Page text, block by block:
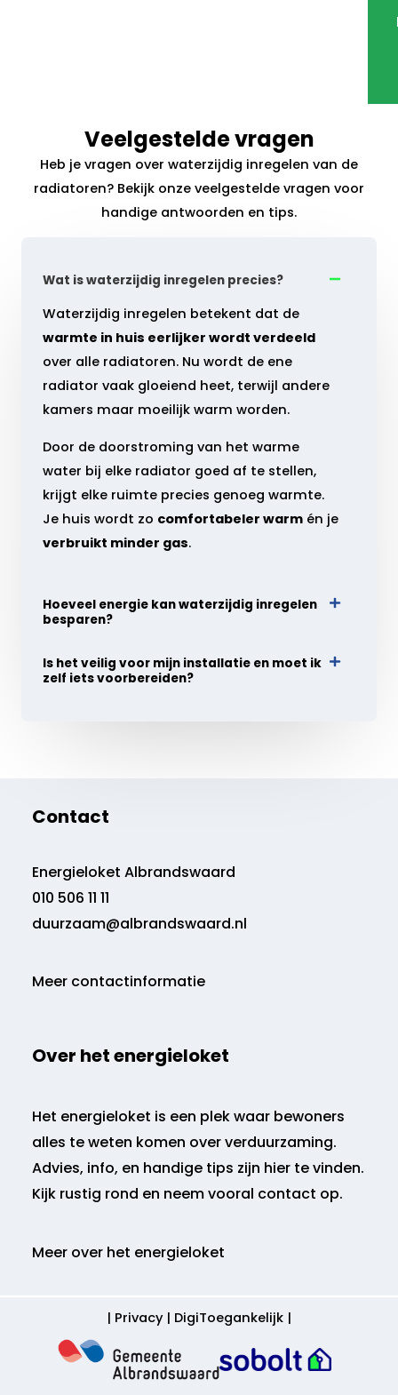
Veelgestelde vragen
Heb je vragen over waterzijdig inregelen van de
radiatoren? Bekijk onze veelgestelde vragen voor
handige antwoorden en tips.
Wat is waterzijdig inregelen precies?
Waterzijdig inregelen betekent dat de
warmte in huis eerlijker wordt verdeeld
over alle radiatoren. Nu wordt de ene
radiator vaak gloeiend heet, terwijl andere
kamers maar moeilijk warm worden.
Door de doorstroming van het warme
water bij elke radiator goed af te stellen,
krijgt elke ruimte precies genoeg warmte.
Je huis wordt zo comfortabeler warm én je
verbruikt minder gas.
Hoeveel energie kan waterzijdig inregelen
besparen?
Is het veilig voor mijn installatie en moet ik
zelf iets voorbereiden?
Contact
Energieloket Albrandswaard
010 506 11 11
duurzaam@albrandswaard.nl
Meer contactinformatie
Over het energieloket
Het energieloket is een plek waar bewoners
alles te weten komen over verduurzaming.
Advies, info, en handige tips zijn hier te vinden.
Kijk rustig rond en neem vooral contact op.
Meer over het energieloket
| Privacy| DigiToegankelijk |